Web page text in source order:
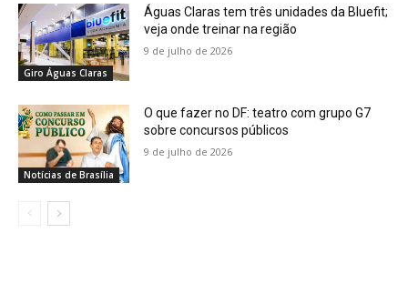
Giro Águas Claras
Águas Claras tem três unidades da Bluefit;
veja onde treinar na região
9 de julho de 2026
Notícias de Brasília
O que fazer no DF: teatro com grupo G7
sobre concursos públicos
9 de julho de 2026